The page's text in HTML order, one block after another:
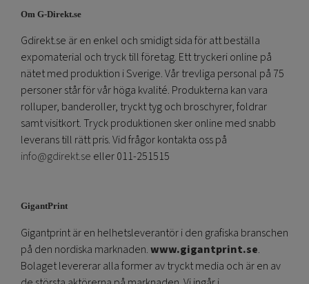
Om G-Direkt.se
Gdirekt.se är en enkel och smidigt sida för att beställa
expomaterial och tryck till företag. Ett tryckeri online på
nätet med produktion i Sverige. Vår trevliga personal på 75
personer står för vår höga kvalité. Produkterna kan vara
rolluper, banderoller, tryckt tyg och broschyrer, foldrar
samt visitkort. Tryck produktionen sker online med snabb
leverans till rätt pris. Vid frågor kontakta oss på
info@gdirekt.se eller 011-251515
GigantPrint
Gigantprint är en helhetsleverantör i den grafiska branschen
på den nordiska marknaden.www.gigantprint.se.
Bolaget levererar alla former av tryckt media och är en av